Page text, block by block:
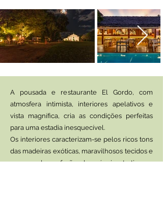
A pousada e restaurante El Gordo, com
atmosfera intimista, interiores apelativos e
vista magnífica, cria as condições perfeitas
para uma estadia inesquecível.
Os interiores caracterizam-se pelos ricos tons
das madeiras exóticas, maravilhosos tecidos e
uma moderna fusão de móveis atrativos e